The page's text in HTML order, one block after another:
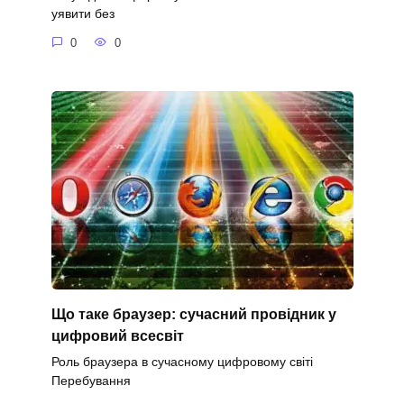
уявити без
0 0
Що таке браузер: сучасний провідник у
цифровий всесвіт
Роль браузера в сучасному цифровому світі
Перебування